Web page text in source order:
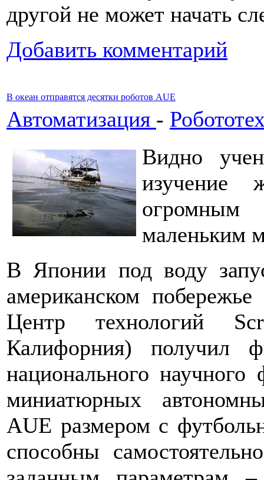
другой не может начать
Добавить комментарий
В океан отправятся десятки роботов AUE
Автоматизация -
Видно
огромным
маленьким
В Японии под воду
американском
Центр технологий
Калифорния) получил
национального
миниатюрных
AUE размером с
способны